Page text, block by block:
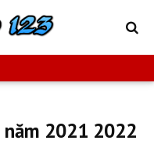
2021 2022